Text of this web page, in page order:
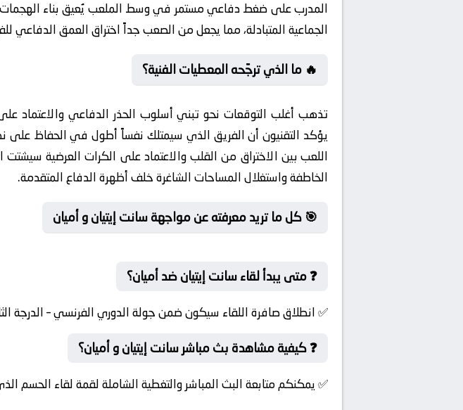
المدرب على ضغط دفاعي مستمر في وسط الملعب يُعيق بناء الهجمات
الجماعية المتبادلة، مما يجعل من الصعب جداً اختراق العمق الدفاعي
🔥 ما الذي ترجّحه المعطيات الفنية؟
تذهب أغلب التوقعات نحو تبني أسلوب الحذر الدفاعي والاعتماد
يؤكد التقنيون أن الفريق الذي سيمتلك نفساً أطول في الحفاظ على
اللعب بين الاختراق من القلب والاعتماد على الكرات العرضية
الخاطفة واستغلال المساحات الشاغرة خلف أظهرة الدفاع المتقدمة.
🎯 كل ما تريد معرفته عن مواجهة سانت إيتيان و أميان
❓ متى يبدأ لقاء سانت إيتيان ضد أميان؟
✅ انطلاق صافرة اللقاء سيكون ضمن جولة الدوري الفرنسي – الدرجة
❓ كيفية مشاهدة بث مباشر سانت إيتيان و أميان؟
✅ يمكنكم متابعة البث المباشر والتغطية الشاملة لقمة لقاء الحسم